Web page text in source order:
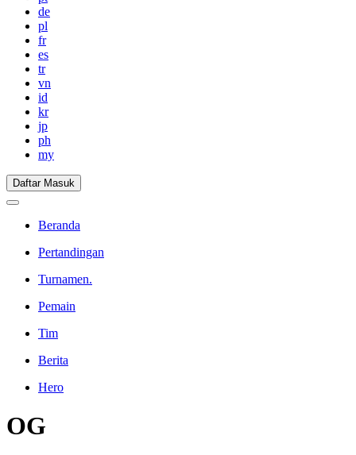
de
pl
fr
es
tr
vn
id
kr
jp
ph
my
Daftar Masuk
Beranda
Pertandingan
Turnamen.
Pemain
Tim
Berita
Hero
OG